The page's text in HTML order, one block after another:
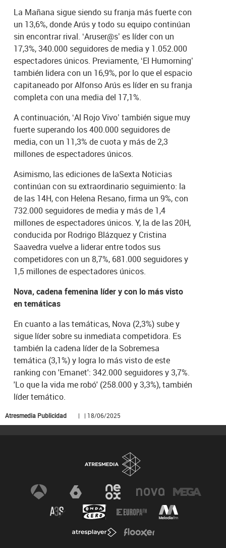
La Mañana sigue siendo su franja más fuerte con
un 13,6%, donde Arús y todo su equipo continúan
sin encontrar rival. ‘Aruser@s’ es líder con un
17,3%, 340.000 seguidores de media y 1.052.000
espectadores únicos. Previamente, ‘El Humorning’
también lidera con un 16,9%, por lo que el espacio
capitaneado por Alfonso Arús es líder en su franja
completa con una media del 17,1%.
A continuación, ‘Al Rojo Vivo’ también sigue muy
fuerte superando los 400.000 seguidores de
media, con un 11,3% de cuota y más de 2,3
millones de espectadores únicos.
Asimismo, las ediciones de laSexta Noticias
continúan con su extraordinario seguimiento: la
de las 14H, con Helena Resano, firma un 9%, con
732.000 seguidores de media y más de 1,4
millones de espectadores únicos. Y, la de las 20H,
conducida por Rodrigo Blázquez y Cristina
Saavedra vuelve a liderar entre todos sus
competidores con un 8,7%, 681.000 seguidores y
1,5 millones de espectadores únicos.
Nova, cadena femenina líder y con lo más visto
en temáticas
En cuanto a las temáticas, Nova (2,3%) sube y
sigue líder sobre su inmediata competidora. Es
también la cadena líder de la Sobremesa
temática (3,1%) y logra lo más visto de este
ranking con 'Emanet': 342.000 seguidores y 3,7%.
'Lo que la vida me robó' (258.000 y 3,3%), también
líder temático.
Atresmedia Publicidad | | 18/06/2025